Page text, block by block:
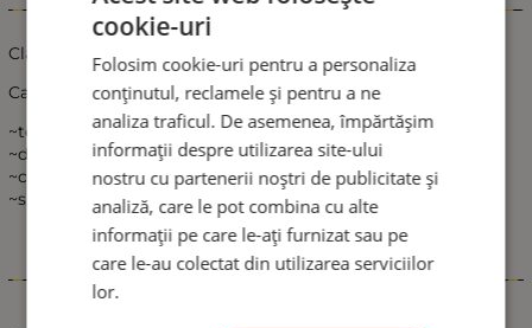
Informații
Claxon tip Melc cu compresor
Caracteristici:
~tensiune: 24V
~dimensiuni:916*109*150mm
~compatibil:Universal
~sunet puternic
Caracteristici
cookie-uri
Folosim cookie-uri pentru a personaliza
conținutul, reclamele și pentru a ne
analiza traficul. De asemenea, împărtășim
informații despre utilizarea site-ului
nostru cu partenerii noștri de publicitate și
analiză, care le pot combina cu alte
informații pe care le-ați furnizat sau pe
care le-au colectat din utilizarea serviciilor
lor.